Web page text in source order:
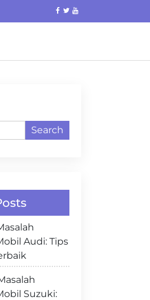
Search
Audi: Tips
Suzuki: